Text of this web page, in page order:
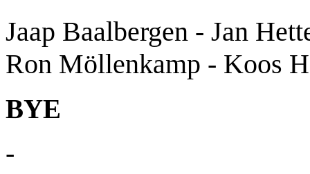
Jaap Baalbergen - Jan
Ron Möllenkamp - Koos
BYE
-